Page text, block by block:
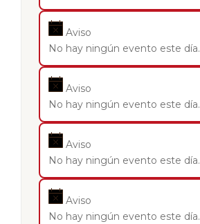
Aviso
No hay ningún evento este día.
Aviso
No hay ningún evento este día.
Aviso
No hay ningún evento este día.
Aviso
No hay ningún evento este día.